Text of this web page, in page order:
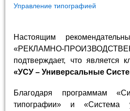
Управление типографией
Настоящим
«РЕКЛАМНО-
подтверждает, что является
«УСУ – Универсальные
Благодаря программам
типографии» и «Система